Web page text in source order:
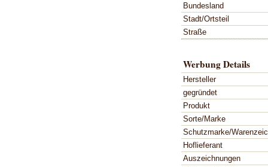
Bundesland
Stadt/Ortsteil
Straße
Werbung Details
Hersteller
gegründet
Produkt
Sorte/Marke
Schutzmarke/
Hoflieferant
Auszeichnungen